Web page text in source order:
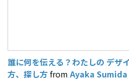
誰に何を伝える？わたしの デザ
方、探し方fromAyaka Sumida